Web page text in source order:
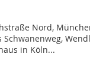
Nord,
in Köln...